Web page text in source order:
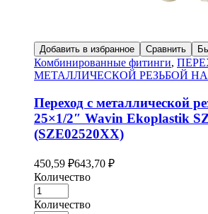
Добавить в избранное Сравнить
Комбинированные фитинги,
МЕТАЛЛИЧЕСКОЙ РЕЗЬБОЙ
Переход с металлической
25×1/2″ Wavin Ekoplastik
(SZE02520XX)
450,59 ₽643,70 ₽
Количество
Количество